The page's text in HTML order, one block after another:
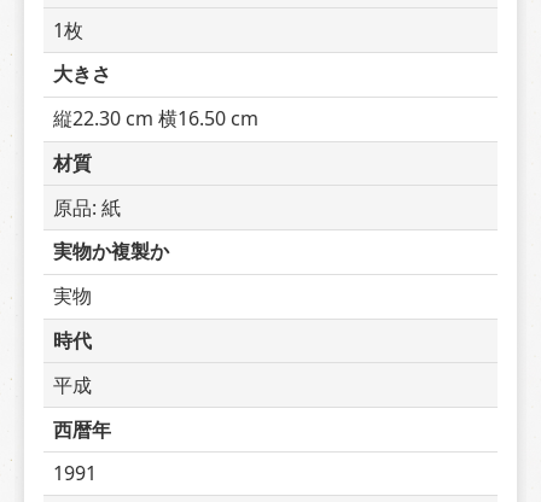
1枚
大きさ
縦22.30 cm 横16.50 cm
材質
原品: 紙
実物か複製か
実物
時代
平成
西暦年
1991